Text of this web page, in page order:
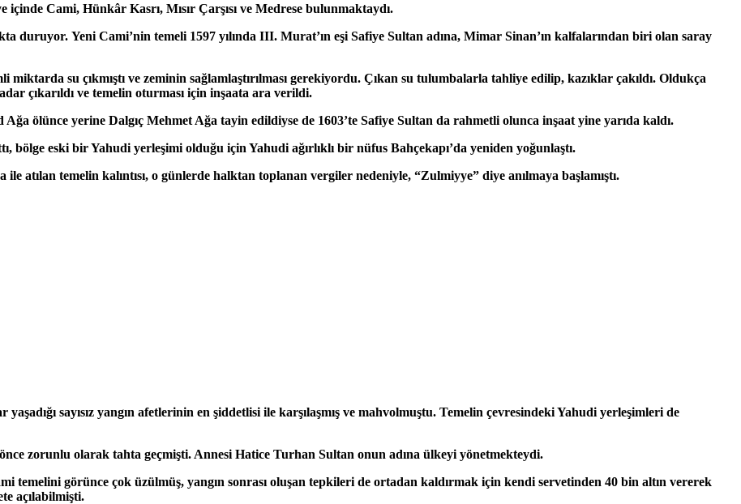
Cami, Hünkâr Kasrı, Mısır Çarşısı ve Medrese bulunmaktaydı.
duruyor. Yeni Cami’nin temeli 1597 yılında III. Murat’ın eşi Safiye Sultan adına, Mimar Sinan’ın kalfalarından biri olan saray
miktarda su çıkmıştı ve zeminin sağlamlaştırılması gerekiyordu. Çıkan su tulumbalarla tahliye edilip, kazıklar çakıldı. Oldukça
çıkarıldı ve temelin oturması için inşaata ara verildi.
ölünce yerine Dalgıç Mehmet Ağa tayin edildiyse de 1603’te Safiye Sultan da rahmetli olunca inşaat yine yarıda kaldı.
bölge eski bir Yahudi yerleşimi olduğu için Yahudi ağırlıklı bir nüfus Bahçekapı’da yeniden yoğunlaştı.
atılan temelin kalıntısı, o günlerde halktan toplanan vergiler nedeniyle, “Zulmiyye” diye anılmaya başlamıştı.
sayısız yangın afetlerinin en şiddetlisi ile karşılaşmış ve mahvolmuştu. Temelin çevresindeki Yahudi yerleşimleri de
zorunlu olarak tahta geçmişti. Annesi Hatice Turhan Sultan onun adına ülkeyi yönetmekteydi.
temelini görünce çok üzülmüş, yangın sonrası oluşan tepkileri de ortadan kaldırmak için kendi servetinden 40 bin altın vererek
açılabilmişti.